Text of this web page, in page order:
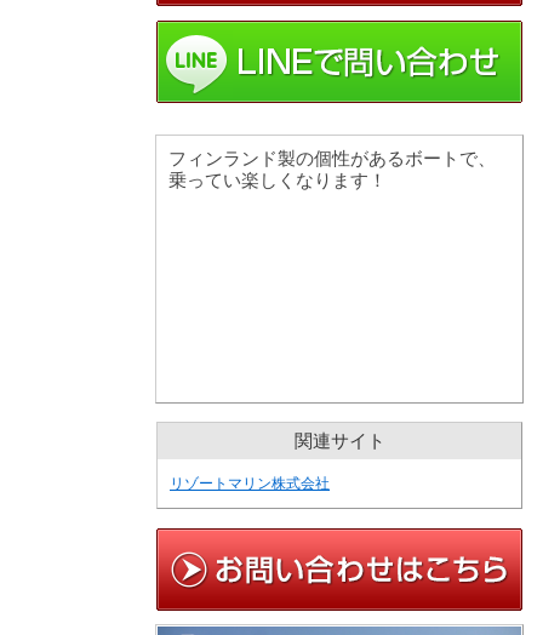
フィンランド製の個性があるボートで、
乗ってい楽しくなります！
関連サイト
リゾートマリン株式会社